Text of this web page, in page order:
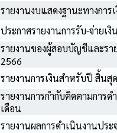
รายงานงบแสดงฐานะทางกา
ประกาศรายงานการรับ-จ่าย
รายงานของผู้สอบบัญชีและร
2566
รายงานการเงินสำหรับปี สิ้น
รายงานการกำกับติดตามการ
เดือน
รายงานผลการดำเนินงานปร